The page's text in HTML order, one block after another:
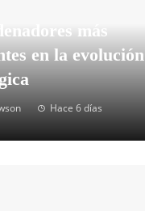
más
en la evolución
Hace 6 días